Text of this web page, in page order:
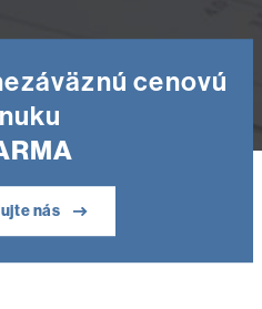
cenovú
nás